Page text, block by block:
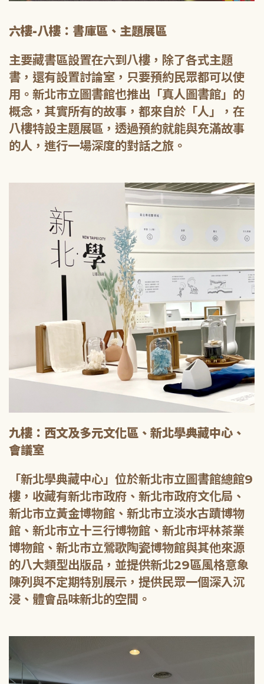
六樓-八樓：書庫區、主題展區
主要藏書區設置在六到八樓，除了各式主題
書，還有設置討論室，只要預約民眾都可以使
用。新北市立圖書館也推出「真人圖書館」的
概念，其實所有的故事，都來自於「人」，在
八樓特設主題展區，透過預約就能與充滿故事
的人，進行一場深度的對話之旅。
九樓：西文及多元文化區、新北學典藏中心、
會議室
「新北學典藏中心」位於新北市立圖書館總館9
樓，收藏有新北市政府、新北市政府文化局、
新北市立黃金博物館、新北市立淡水古蹟博物
館、新北市立十三行博物館、新北市坪林茶業
博物館、新北市立鶯歌陶瓷博物館與其他來源
的八大類型出版品，並提供新北29區風格意象
陳列與不定期特別展示，提供民眾一個深入沉
浸、體會品味新北的空間。